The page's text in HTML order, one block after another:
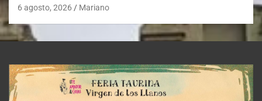
6 agosto, 2026 Mariano